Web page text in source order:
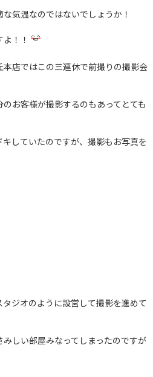
気温なのではないでしょうか！
！！
店ではこの三連休で前撮りの撮影会
お客様が撮影するのもあってとても
していたのですが、撮影もお写真を
ジオのように設営して撮影を進めて
しい部屋みなってしまったのですが